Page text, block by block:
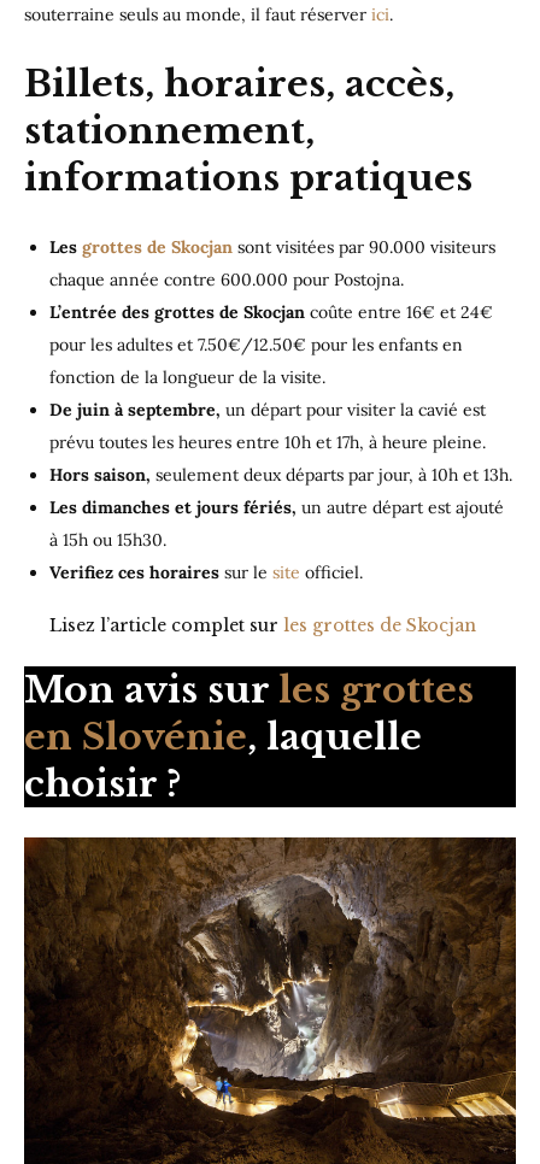
souterraine seuls au monde, il faut réserver ici.
Billets, horaires, accès,
stationnement,
informations pratiques
Les grottes de Skocjan sont visitées par 90.000 visiteurs
chaque année contre 600.000 pour Postojna.
L’entrée des grottes de Skocjan coûte entre 16€ et 24€
pour les adultes et 7.50€/12.50€ pour les enfants en
fonction de la longueur de la visite.
De juin à septembre, un départ pour visiter la cavié est
prévu toutes les heures entre 10h et 17h, à heure pleine.
Hors saison, seulement deux départs par jour, à 10h et 13h.
Les dimanches et jours fériés, un autre départ est ajouté
à 15h ou 15h30.
Verifiez ces horaires sur le site officiel.
Lisez l’article complet sur les grottes de Skocjan
Mon avis sur les grottes
en Slovénie, laquelle
choisir ?